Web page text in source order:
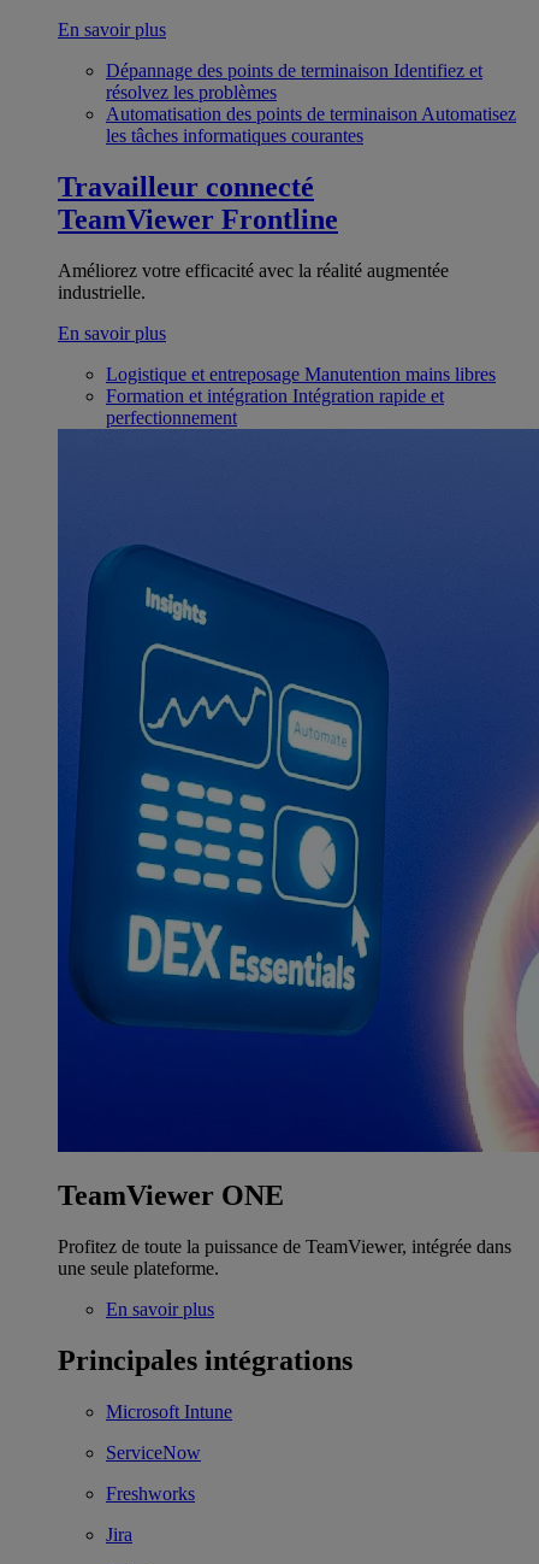
En savoir plus
Dépannage des points de terminaison Identifiez et
résolvez les problèmes
Automatisation des points de terminaison Automatisez
les tâches informatiques courantes
Travailleur connecté
TeamViewer Frontline
Améliorez votre efficacité avec la réalité augmentée
industrielle.
En savoir plus
Logistique et entreposage Manutention mains libres
Formation et intégration Intégration rapide et
perfectionnement
TeamViewer ONE
Profitez de toute la puissance de TeamViewer, intégrée dans
une seule plateforme.
En savoir plus
Principales intégrations
Microsoft Intune
ServiceNow
Freshworks
Jira